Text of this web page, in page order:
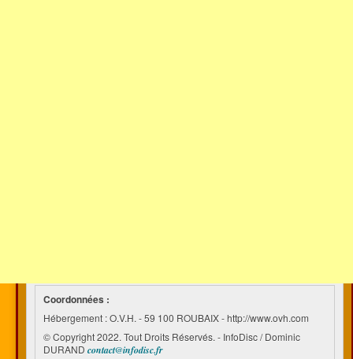
Coordonnées :
Hébergement : O.V.H. - 59 100 ROUBAIX - http://www.ovh.com
© Copyright 2022. Tout Droits Réservés. - InfoDisc / Dominic
DURAND contact@infodisc.fr